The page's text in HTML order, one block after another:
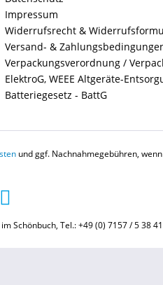
Impressum
Widerrufsrecht &
Versand- &
Verpackungsverordnung /
ElektroG, WEEE Altgeräte-
Batteriegesetz - BattG
und ggf. Nachnahmegebühren,
Schönbuch, Tel.: +49 (0) 7157 / 5 38